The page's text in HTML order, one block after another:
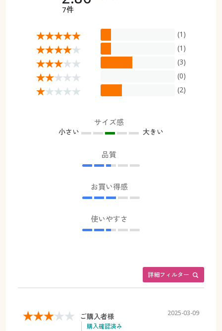
7件
(1)
(1)
(3)
(0)
(2)
サイズ感
小さい 大きい
品質
お買い得感
使いやすさ
詳細フィルター
ご購入者様
購入確認済み
2025-03-09